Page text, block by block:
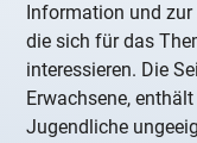
Information und
die sich für das
interessieren. Die
Erwachsene,
Jugendliche